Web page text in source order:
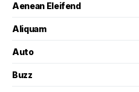
Aenean Eleifend
Aliquam
Auto
Buzz